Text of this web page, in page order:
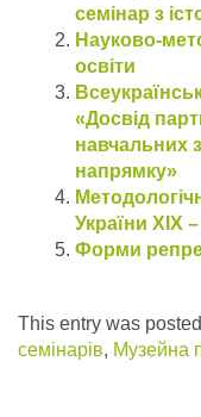
семінар з
Науково-
освіти
«Досвід
навчальних
напрямку»
України ХІХ
Форми
This entry was
семінарів, Музейна